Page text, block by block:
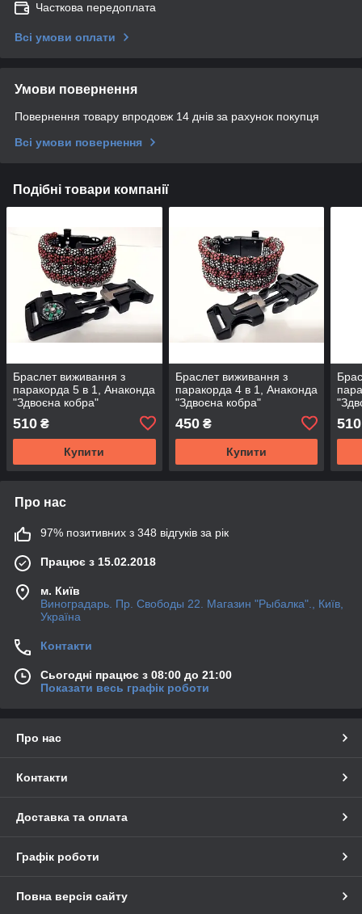
Часткова передоплата
Всі умови оплати
Умови повернення
Повернення товару впродовж 14 днів за рахунок покупця
Всі умови повернення
Подібні товари компанії
Браслет виживання з
паракорда 5 в 1, Анаконда
"Здвоєна кобра"
510 ₴
Купити
Браслет виживання з
паракорда 4 в 1, Анаконда
"Здвоєна кобра"
450₴
Купити
510
Про нас
97% позитивних з 348 відгуків за рік
Працює з 15.02.2018
м. Київ
Виноградарь. Пр. Свободы 22. Магазин "Рыбалка"., Київ,
Україна
Контакти
Сьогодні працює з 08:00 до 21:00
Показати весь графік роботи
Про нас
Контакти
Доставка та оплата
Графік роботи
Повна версія сайту